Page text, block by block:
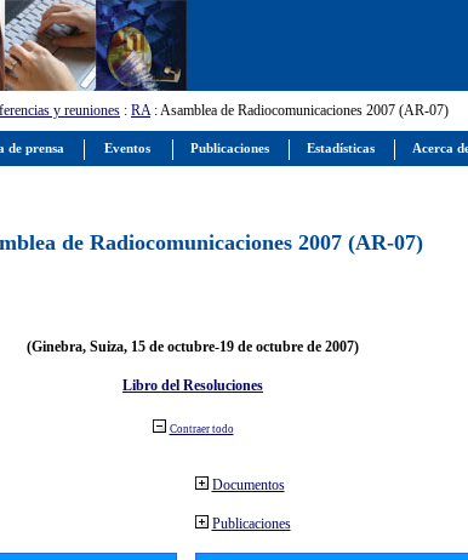
y reuniones : RA: Asamblea de Radiocomunicaciones 2007 (AR-07)
de Radiocomunicaciones 2007 (AR-07)
(Ginebra, Suiza, 15 de octubre-19 de octubre de 2007)
Libro del Resoluciones
Contraer todo
Documentos
Publicaciones
de prensa Eventos Publicaciones Estadísticas Acerca